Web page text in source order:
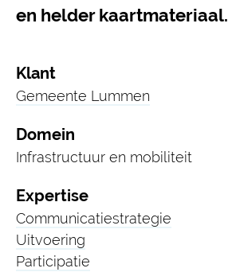
en helder kaartmateriaal.
Klant
Gemeente Lummen
Domein
Infrastructuur en mobiliteit
Expertise
Communicatie­strategie
Uitvoering
Participatie